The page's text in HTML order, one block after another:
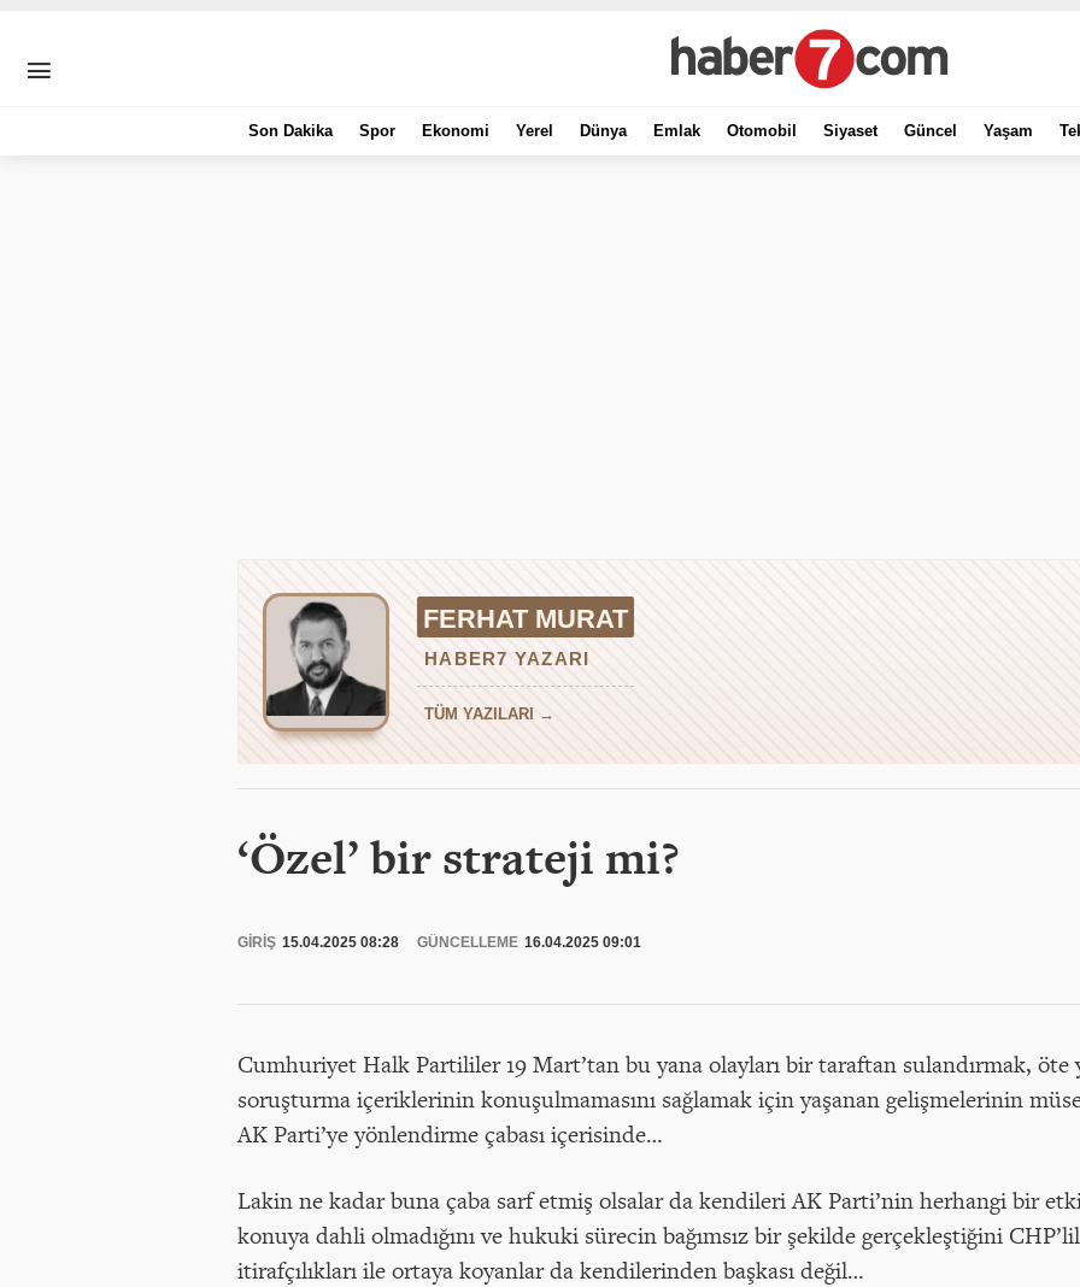
Son Dakika Spor Ekonomi Yerel Dünya Emlak Otomobil Siyaset Güncel Yaşam
FERHAT MURAT
HABER7 YAZARI
TÜM YAZILARI →
‘Özel’ bir strateji mi?
GİRİŞ 15.04.2025 08:28 GÜNCELLEME 16.04.2025 09:01
Cumhuriyet Halk Partililer 19 Mart’tan bu yana olayları bir taraftan sulandırmak,
soruşturma içeriklerinin konuşulmamasını sağlamak için yaşanan gelişmelerinin
AK Parti’ye yönlendirme çabası içerisinde…
Lakin ne kadar buna çaba sarf etmiş olsalar da kendileri AK Parti’nin herhangi bir
konuya dahli olmadığını ve hukuki sürecin bağımsız bir şekilde gerçekleştiğini
itirafçılıkları ile ortaya koyanlar da kendilerinden başkası değil…